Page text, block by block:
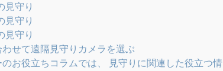
見守り
見守り
見守り
せて遠隔見守りカメラを選ぶ
お役立ちコラムでは、 見守りに関連した役立つ情